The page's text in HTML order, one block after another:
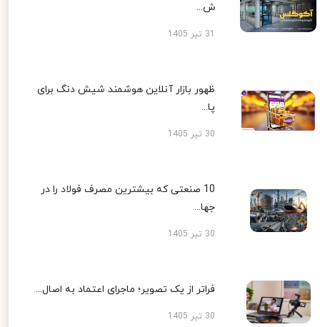
ش...
ظهور بازار آنلاین هوشمند شیش دنگ برای
پا...
30 تیر 1405
10 صنعتی که بیشترین مصرف فولاد را در
جها...
30 تیر 1405
فراتر از یک تصویر؛ ماجرای اعتماد به اصال...
30 تیر 1405